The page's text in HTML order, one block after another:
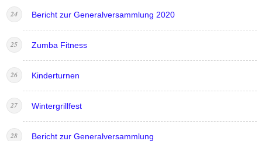
Bericht zur Generalversammlung 2020
Zumba Fitness
Kinderturnen
Wintergrillfest
Bericht zur Generalversammlung